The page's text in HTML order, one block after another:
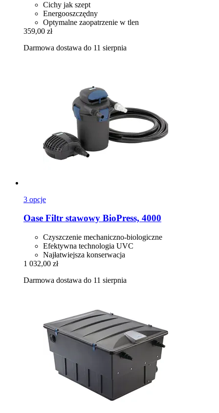
Cichy jak szept
Energooszczędny
Optymalne zaopatrzenie w tlen
359,00 zł
Darmowa dostawa do 11 sierpnia
3 opcje
Oase Filtr stawowy BioPress, 4000
Czyszczenie mechaniczno-biologiczne
Efektywna technologia UVC
Najłatwiejsza konserwacja
1 032,00 zł
Darmowa dostawa do 11 sierpnia